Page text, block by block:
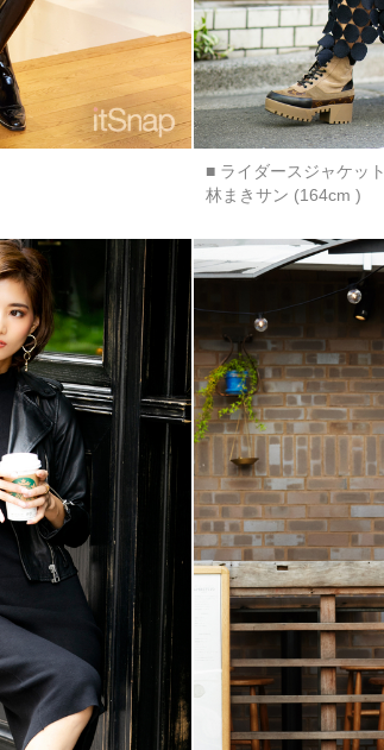
■ ライダースジャケット
林まきサン (164cm )